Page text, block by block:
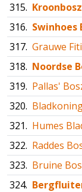
315.
316. Swinhoes
317. Grauwe
318. Noordse
319. Pallas'
320.
321. Humes
322. Raddes
323. Bruine
324.